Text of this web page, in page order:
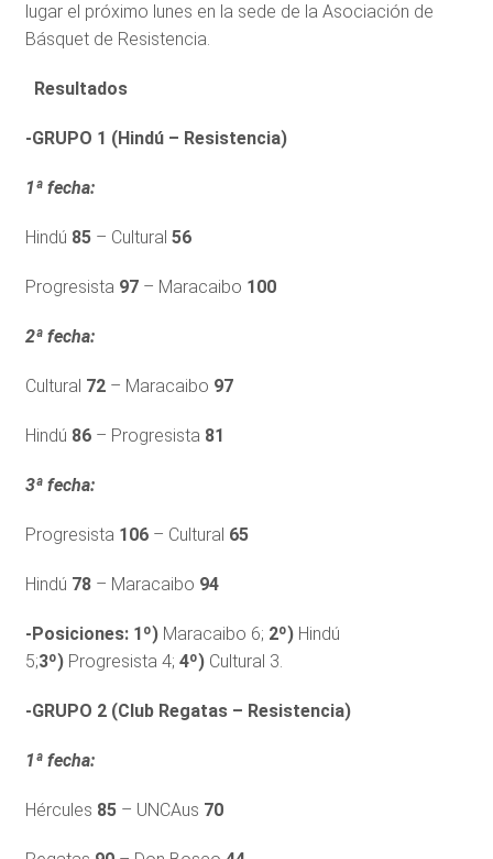
lugar el próximo lunes en la sede de la Asociación de
Básquet de Resistencia.
Resultados
-GRUPO 1 (Hindú – Resistencia)
1ª fecha:
Hindú 85– Cultural 56
Progresista 97– Maracaibo 100
2ª fecha:
Cultural 72– Maracaibo 97
Hindú 86– Progresista 81
3ª fecha:
Progresista 106– Cultural 65
Hindú 78– Maracaibo 94
-Posiciones: 1º)Maracaibo 6; 2º)Hindú
5;3º)Progresista 4; 4º)Cultural 3.
-GRUPO 2 (Club Regatas – Resistencia)
1ª fecha:
Hércules 85– UNCAus 70